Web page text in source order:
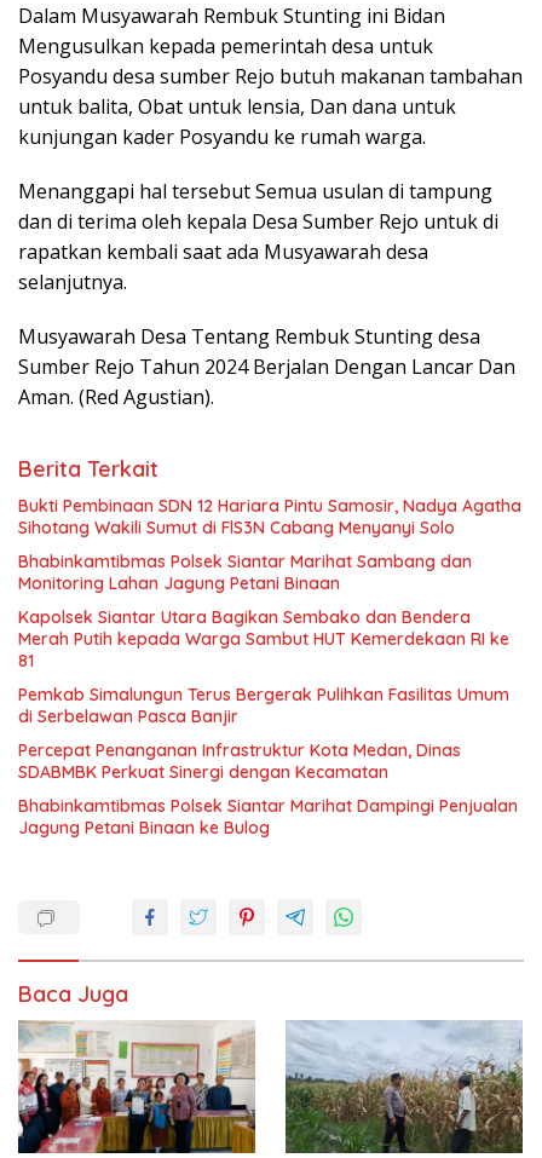
Dalam Musyawarah Rembuk Stunting ini Bidan
Mengusulkan kepada pemerintah desa untuk
Posyandu desa sumber Rejo butuh makanan tambahan
untuk balita, Obat untuk lensia, Dan dana untuk
kunjungan kader Posyandu ke rumah warga.
Menanggapi hal tersebut Semua usulan di tampung
dan di terima oleh kepala Desa Sumber Rejo untuk di
rapatkan kembali saat ada Musyawarah desa
selanjutnya.
Musyawarah Desa Tentang Rembuk Stunting desa
Sumber Rejo Tahun 2024 Berjalan Dengan Lancar Dan
Aman. (Red Agustian).
Berita Terkait
Bukti Pembinaan SDN 12 Hariara Pintu Samosir, Nadya Agatha
Sihotang Wakili Sumut di FlS3N Cabang Menyanyi Solo
Bhabinkamtibmas Polsek Siantar Marihat Sambang dan
Monitoring Lahan Jagung Petani Binaan
Kapolsek Siantar Utara Bagikan Sembako dan Bendera
Merah Putih kepada Warga Sambut HUT Kemerdekaan RI ke
81
Pemkab Simalungun Terus Bergerak Pulihkan Fasilitas Umum
di Serbelawan Pasca Banjir
Percepat Penanganan Infrastruktur Kota Medan, Dinas
SDABMBK Perkuat Sinergi dengan Kecamatan
Bhabinkamtibmas Polsek Siantar Marihat Dampingi Penjualan
Jagung Petani Binaan ke Bulog
Baca Juga